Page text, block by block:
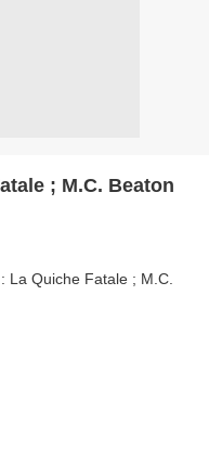
; M.C. Beaton